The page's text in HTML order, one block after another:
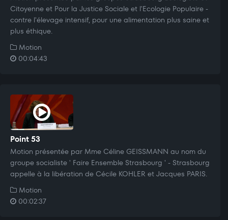
Citoyenne et Pour la Justice Sociale et l'Ecologie Populaire -
contre l'élevage intensif, pour une alimentation plus saine et
plus éthique.
Motion
00:04:43
Point 53
Motion présentée par Mme Céline GEISSMANN au nom du
groupe socialiste ' Faire Ensemble Strasbourg ' - Strasbourg
appelle à la libération de Cécile KOHLER et Jacques PARIS.
Motion
00:02:37